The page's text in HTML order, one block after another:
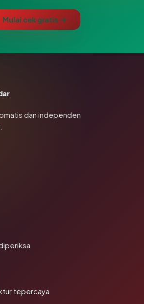
Mulai cek gratis →
dan independen
tepercaya